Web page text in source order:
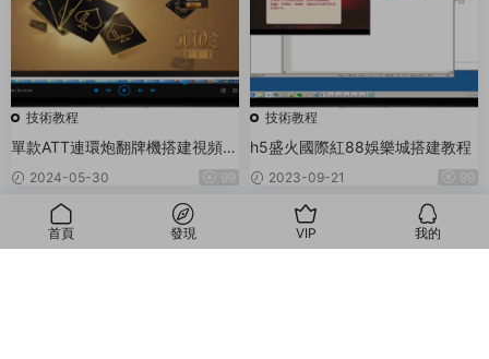
技術教程
單款ATT連環炮翻牌機搭建視頻教
程 2024-05-30 99
技術教程
h5盛火國際紅88娛樂城搭建教程
2023-09-21 99
首頁 發現 VIP 我的